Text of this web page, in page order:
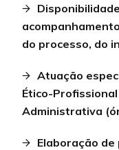
do processo, do
Atuação
Ético-
Administrativa
Elaboração